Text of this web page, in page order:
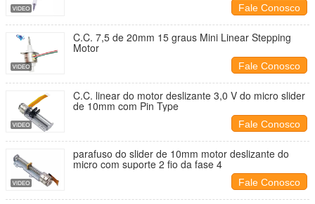
Fale Conosco
C.C. 7,5 de 20mm 15 graus Mini Linear Stepping
Motor
Fale Conosco
C.C. linear do motor deslizante 3,0 V do micro slider
de 10mm com Pin Type
Fale Conosco
parafuso do slider de 10mm motor deslizante do
micro com suporte 2 fio da fase 4
Fale Conosco